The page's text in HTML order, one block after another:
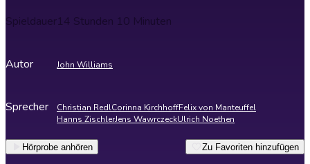
Spieldauer14 Stunden 10 Minuten
Autor John Williams
Sprecher Christian RedlCorinna KirchhoffFelix von Manteuffel
Hanns ZischlerJens WawrczeckUlrich Noethen
Hörprobe anhören Zu Favoriten hinzufügen